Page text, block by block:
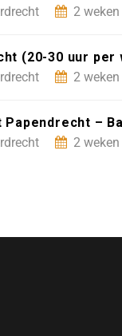
2
(20-30 uur
2
–
2